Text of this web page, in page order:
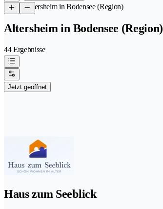
/Altersheim in Bodensee (Region)
Altersheim in Bodensee (Region)
44 Ergebnisse
Jetzt geöffnet
Haus zum Seeblick